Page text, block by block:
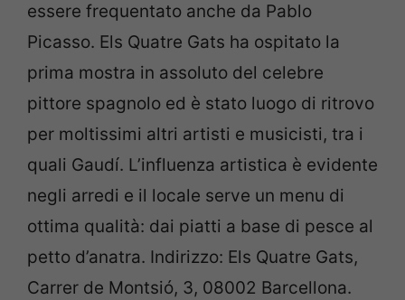
essere frequentato anche da Pablo
Picasso. Els Quatre Gats ha ospitato la
prima mostra in assoluto del celebre
pittore spagnolo ed è stato luogo di ritrovo
per moltissimi altri artisti e musicisti, tra i
quali Gaudí. L’influenza artistica è evidente
negli arredi e il locale serve un menu di
ottima qualità: dai piatti a base di pesce al
petto d’anatra. Indirizzo: Els Quatre Gats,
Carrer de Montsió, 3, 08002 Barcellona.